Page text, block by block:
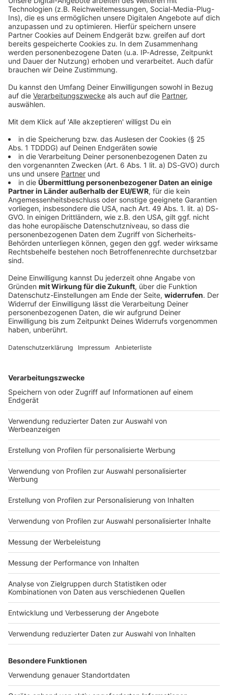
Studio Hotline
Kontaktformular
Sprachnachricht
© dpa-infocom, dpa:260530-930-150063/1
Bayern
Autofahrer rast der Polizei davon - bis an
einen Baum
Mit deutlich überhöhter Geschwindigkeit und
riskanten Überholmanövern flüchtet ein 24-Jähriger
Baum. Die Ermittler bitten Zeugen um Hinweise.
DEINE GEMERKTEN ARTIKEL
Du hast dir noch keine Artikel gemerkt
Markiere sie hierfür mit einem
Impressum
Nutzungsbedingungen
Jobs
Presse
Werben
Archiv
ANTENNE BAYERN GROUP
Kontakt
Studio-Hotline
Verkehrs-Hotline
Newsletter